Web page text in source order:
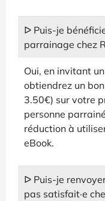
ᐅ Puis-je
parrainage chez
Oui, en invitant
obtiendrez un
3.50€) sur votre
personne
réduction à
eBook.
ᐅ Puis-je
pas satisfait·e